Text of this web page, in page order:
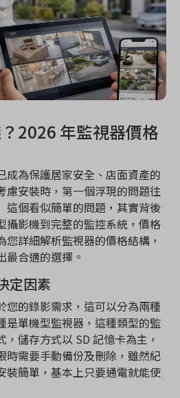
2026 年監視器價格
成為保護居家安全、店面資產的
慮安裝時，第一個浮現的問題往
這個看似簡單的問題，其實背後
攝影機到完整的監控系統，價格
詳細解析監視器的價格結構，
最合適的選擇。
定因素
您的錄影需求，這可以分為兩種
是單機型監視器，這種類型的監
儲存方式以 SD 記憶卡為主，
時需要手動備份及刪除，雖然紀
裝簡單，基本上只要通電就能使